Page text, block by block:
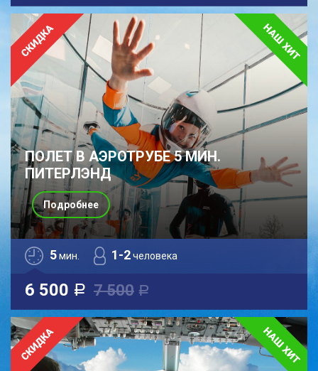
ПОЛЕТ В АЭРОТРУБЕ 5 МИН.
ПИТЕРЛЭНД
5мин. 1-2человека
6 500 a 7 500 a
Подробнее